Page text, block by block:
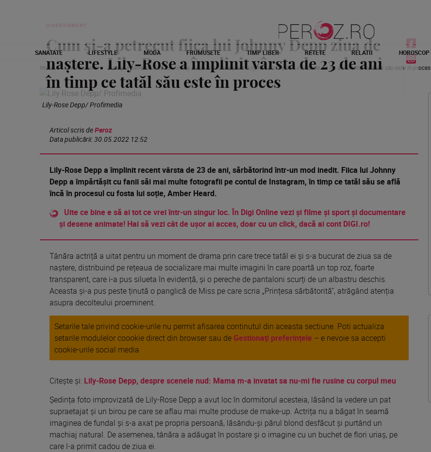
SANATATE LIFESTYLE MODA FRUMUSETE TIMP LIBER RETETE RELATII HOROSCOP
Home
Divertisment Cum și-a petrecut fiica lui Johnny Depp ziua de naștere. Lily-Rose a împlinit vârsta de 23 de ani în timp ce tatăl său este în proces
DIVERTISMENT
Lily-Rose Depp/ Profimedia
Cum și-a petrecut fiica lui Johnny Depp ziua de
naștere. Lily-Rose a împlinit vârsta de 23 de ani
în timp ce tatăl său este în proces
Articol scris dePeroz
Data publicării:30.05.2022 12:52
Lily-Rose Depp a împlinit recent vârsta de 23 de ani, sărbătorind într-un mod inedit. Fiica lui Johnny
Depp a împărtășit cu fanii săi mai multe fotografii pe contul de Instagram, în timp ce tatăl său se află
încă în procesul cu fosta lui soție, Amber Heard.
Uite ce bine e să ai tot ce vrei într-un singur loc. În Digi Online vezi și filme și sport și documentare
și desene animate! Hai să vezi cât de ușor ai acces, doar cu un click, dacă ai cont DIGI.ro!
Tânăra actriță a uitat pentru un moment de drama prin care trece tatăl ei și s-a bucurat de ziua sa de
naștere, distribuind pe rețeaua de socializare mai multe imagini în care poartă un top roz, foarte
transparent, care i-a pus silueta în evidență, și o pereche de pantaloni scurți de un albastru deschis.
Aceasta și-a pus peste ținută o panglică de Miss pe care scria „Prințesa sărbătorită”, atrăgând atenția
asupra decolteului proeminent.
Setarile tale privind cookie-urile nu permit afisarea continutul din aceasta sectiune. Poti actualiza
setarile modulelor coookie direct din browser sau de Gestionați preferințele – e nevoie sa accepti
cookie-urile social media
Citește și: Lily-Rose Depp, despre scenele nud: Mama m-a invatat sa nu-mi fie rusine cu corpul meu
Ședința foto improvizată de Lily-Rose Depp a avut loc în dormitorul acesteia, lăsând la vedere un pat
supraetajat și un birou pe care se aflau mai multe produse de make-up. Actrița nu a băgat în seamă
imaginea de fundal și s-a axat pe propria persoană, lăsându-și părul blond desfăcut și purtând un
machiaj natural. De asemenea, tânăra a adăugat în postare și o imagine cu un buchet de flori uriaș, pe
care l-a primit cadou de ziua ei.